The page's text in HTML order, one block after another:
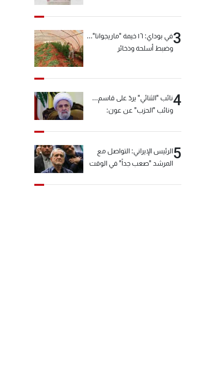
3
في بوداي: ١٦ خيمة "ماريجوانا"...
وضبط أسلحة وذخائر
4نائب "الثنائي" يردّ على قاسم...
ونائب "الحزب" عن عون:
5الرئيس الإيراني: التواصل مع
المرشد "صعب جداً" في الوقت